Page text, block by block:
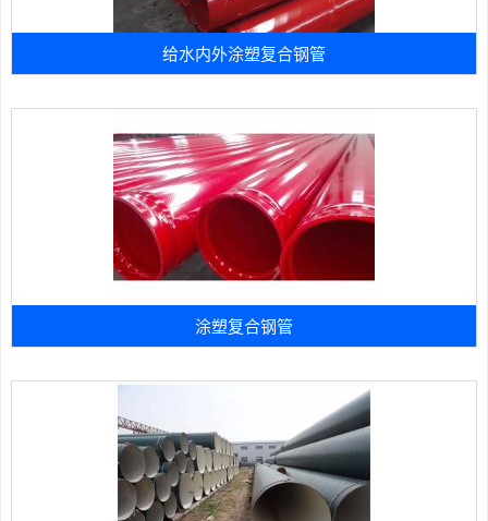
给水内外涂塑复合钢管
涂塑复合钢管